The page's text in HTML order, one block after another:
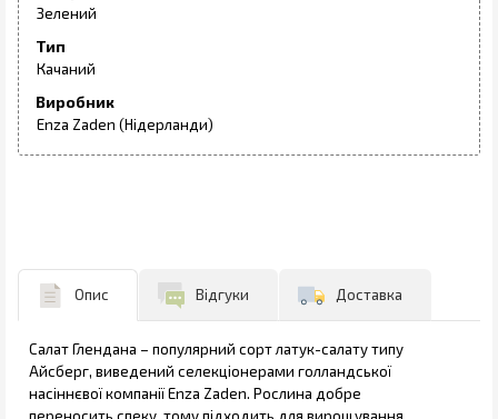
Зелений
Тип
Качаний
Виробник
Enza Zaden (Нідерланди)
Опис Відгуки Доставка
Салат Глендана – популярний сорт латук-салату типу
Айсберг, виведений селекціонерами голландської
насіннєвої компанії Enza Zaden. Рослина добре